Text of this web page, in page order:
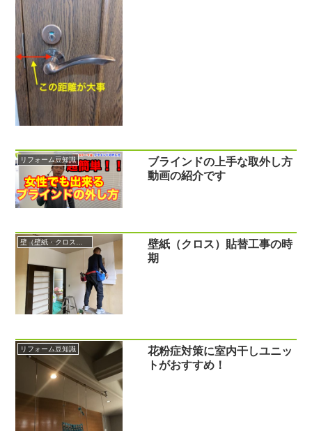
リフォーム豆知識
ブラインドの上手な取外し方
動画の紹介です
壁（壁紙・クロス・エコカラット）
壁紙（クロス）貼替工事の時
期
リフォーム豆知識
花粉症対策に室内干しユニッ
トがおすすめ！